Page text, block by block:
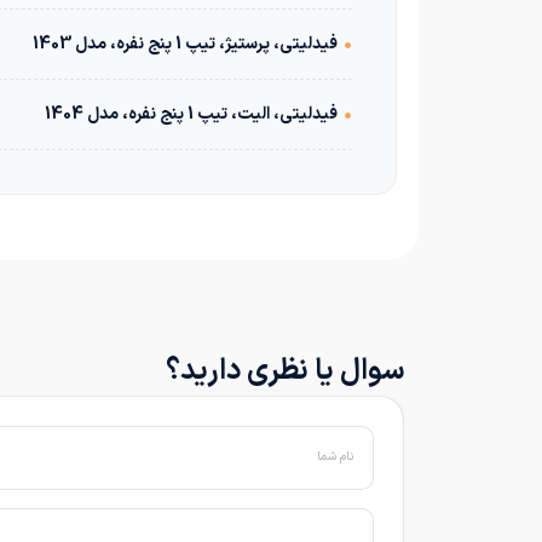
• فیدلیتی، پرستیژ، تیپ 1 پنج نفره، مدل 1403
• فیدلیتی، الیت، تیپ 1 پنج نفره، مدل 1404
سوال یا نظری دارید؟
نام شما